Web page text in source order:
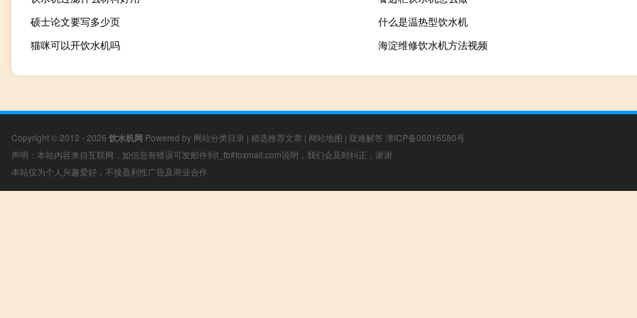
硕士论文要写多少页
什么是温热型饮水机
猫咪可以开饮水机吗
海淀维修饮水机方法视频
Copyright © 2012 - 2026 饮水机网 Powered by 网站分类目录 | 精选推荐文章 | 网站地图 | 疑难解答 津ICP备06016580号
声明：本站内容来自互联网，如信息有错误可发邮件到f_fb#foxmail.com说明，我们会及时纠正，谢谢
本站仅为个人兴趣爱好，不接盈利性广告及商业合作